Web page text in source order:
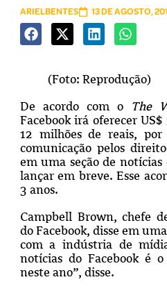
ARIELBENTES 13 DE AGOSTO,
(Foto: Reprodução)
De acordo com o The
Facebook irá oferecer
12 milhões de reais,
comunicação pelos
em uma seção de
lançar em breve. Esse
3 anos.
Campbell Brown, chefe
do Facebook, disse em
com a indústria de
notícias do Facebook é
neste ano”, disse.